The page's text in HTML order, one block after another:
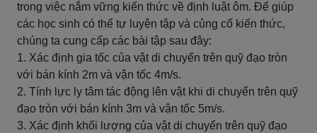
trong việc nắm vững kiến thức về định luật ôm. Để giúp
các học sinh có thể tự luyện tập và củng cố kiến thức,
chúng ta cung cấp các bài tập sau đây:
1. Xác định gia tốc của vật di chuyển trên quỹ đạo tròn
với bán kính 2m và vận tốc 4m/s.
2. Tính lực ly tâm tác động lên vật khi di chuyển trên quỹ
đạo tròn với bán kính 3m và vận tốc 5m/s.
3. Xác định khối lượng của vật di chuyển trên quỹ đạo